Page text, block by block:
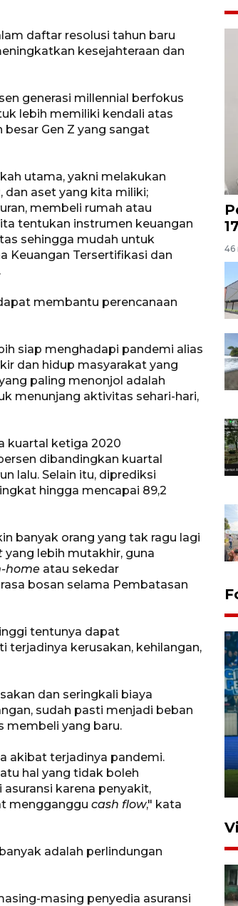
daftar resolusi tahun baru
kesejahteraan dan
generasi millennial berfokus
lebih memiliki kendali atas
Gen Z yang sangat
utama, yakni melakukan
dan aset yang kita miliki;
membeli rumah atau
tentukan instrumen keuangan
sehingga mudah untuk
Keuangan Tersertifikasi dan
membantu perencanaan
siap menghadapi pandemi alias
dan hidup masyarakat yang
paling menonjol adalah
menunjang aktivitas sehari-hari,
kuartal ketiga 2020
dibandingkan kuartal
lalu. Selain itu, diprediksi
hingga mencapai 89,2
banyak orang yang tak ragu lagi
yang lebih mutakhir, guna
home atau sekedar
bosan selama Pembatasan
tentunya dapat
terjadinya kerusakan, kehilangan,
dan seringkali biaya
sudah pasti menjadi beban
membeli yang baru.
akibat terjadinya pandemi.
hal yang tidak boleh
karena penyakit,
mengganggu cash flow," kata
adalah perlindungan
masing penyedia asuransi
46
latihan bela negara
Juli 2026 18:01